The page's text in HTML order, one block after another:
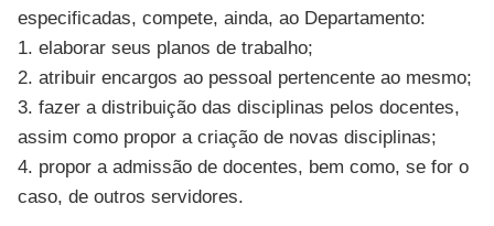
especificadas, compete, ainda, ao Departamento:
1. elaborar seus planos de trabalho;
2. atribuir encargos ao pessoal pertencente ao mesmo;
3. fazer a distribuição das disciplinas pelos docentes,
assim como propor a criação de novas disciplinas;
4. propor a admissão de docentes, bem como, se for o
caso, de outros servidores.